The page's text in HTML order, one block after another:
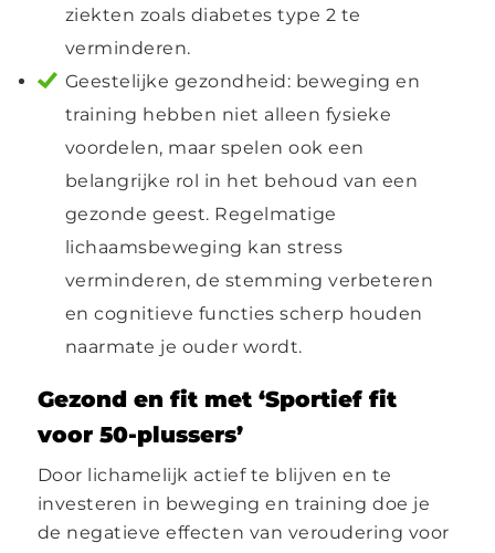
ziekten zoals diabetes type 2 te
verminderen.
Geestelijke gezondheid: beweging en
training hebben niet alleen fysieke
voordelen, maar spelen ook een
belangrijke rol in het behoud van een
gezonde geest. Regelmatige
lichaamsbeweging kan stress
verminderen, de stemming verbeteren
en cognitieve functies scherp houden
naarmate je ouder wordt.
Gezond en fit met ‘Sportief fit
voor 50-plussers’
Door lichamelijk actief te blijven en te
investeren in beweging en training doe je
de negatieve effecten van veroudering voor